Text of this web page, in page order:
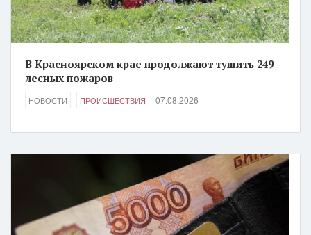
В Красноярском крае продолжают тушить 249
лесных пожаров
НОВОСТИ ПРОИСШЕСТВИЯ 07.08.2026